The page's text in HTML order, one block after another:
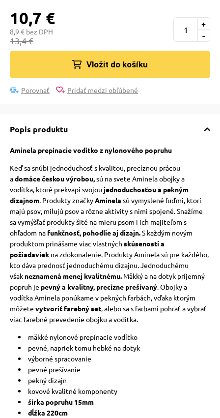
psov
so psom
poukazy
mačky
10,7 €
8,9 € bez DPH
13,4 € -
+
Vložit do košíku
Porovnať Pridať medzi obľúbené
Popis produktu
Aminela prepínacie vodítko z nylonového popruhu
Keď sa snúbi jednoduchosť s kvalitou, precíznou prácou
adomáce českou výrobou,sú na svete Aminela obojky a
vodítka, ktoré prekvapí svojou jednoduchosťou a pekným
dizajnom. Produkty značkyAminela sú vymyslené ľuďmi, ktorí
majú psov, milujú psov a rôzne aktivity s nimi spojené.Snažíme
sa vymýšľať produkty šité na mieru psom i ich majiteľom s
ohľadom na funkčnosť, pohodlie aj dizajn.S každým novým
produktom prinášame viac vlastných skúseností a
požiadaviek na zdokonalenie. Produkty Aminela sú pre každého,
kto dáva prednosť jednoduchému dizajnu.Jednoduchému
však neznamená menej kvalitnému. Mäkký a na dotyk príjemný
popruh je pevný a kvalitny, precízne prešívaný.Obojky a
vodítka Aminela ponúkame v pekných farbách, vďaka ktorým
môžete vytvoriť farebný set, alebo sa s farbami pohrať a vybrať
viac farebné prevedenie obojku a vodítka.
mäkké nylonové prepínacie vodítko
pevné, napriek tomu hebké na dotyk
výborné spracovanie
pevné prešívanie
pekný dizajn
kovové kvalitné komponenty
šírka popruhu 15mm
dĺžka 220cm